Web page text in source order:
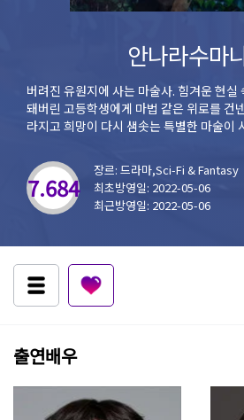
안나라수마
버려진 유원지에 사는 마술사. 힘겨운 현실
돼버린 고등학생에게 마법 같은 위로를 건
라지고 희망이 다시 샘솟는 특별한 마술이
7.684
장르: 드라마,Sci-Fi & Fantasy
최초방영일: 2022-05-06
최근방영일: 2022-05-06
출연배우